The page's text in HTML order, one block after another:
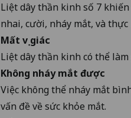
Liệt dây thần kinh số 7
nhai, cười, nháy mắt, và
Mất vị giác
Liệt dây thần kinh có thể
Không nháy mắt được
Việc không thể nháy mắt
vấn đề về sức khỏe mắt.